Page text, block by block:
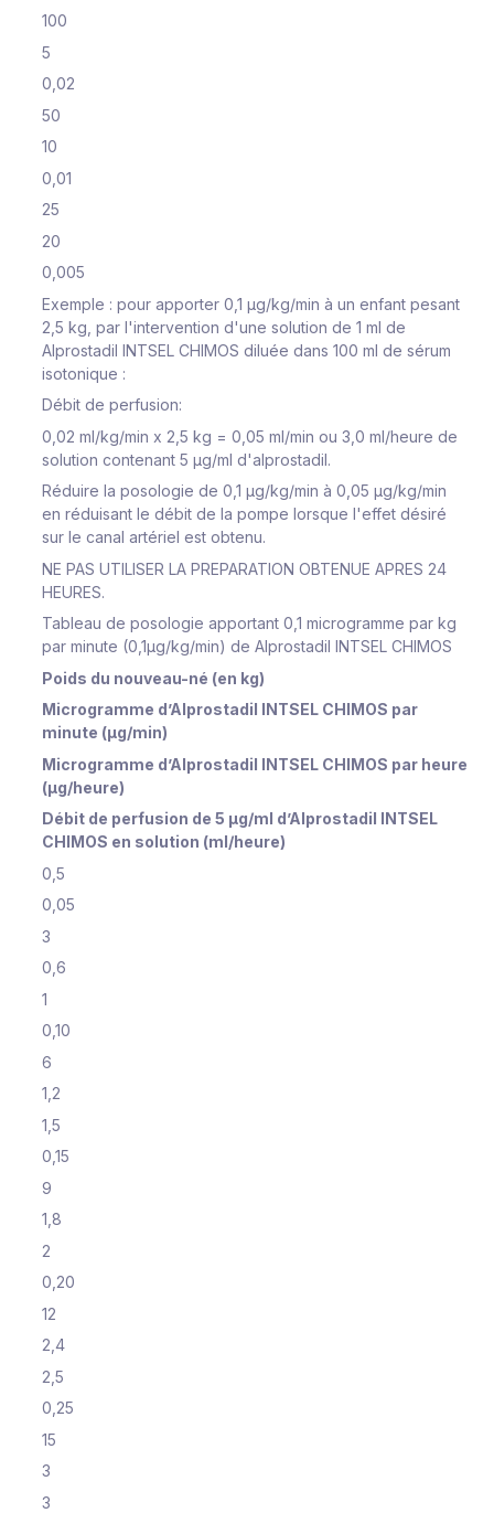
100
5
0,02
50
10
0,01
25
20
0,005
Exemple : pour apporter 0,1 μg/kg/min à un enfant pesant
2,5 kg, par l'intervention d'une solution de 1 ml de
Alprostadil INTSEL CHIMOS diluée dans 100 ml de sérum
isotonique :
Débit de perfusion:
0,02 ml/kg/min x 2,5 kg = 0,05 ml/min ou 3,0 ml/heure de
solution contenant 5 μg/ml d'alprostadil.
Réduire la posologie de 0,1 μg/kg/min à 0,05 μg/kg/min
en réduisant le débit de la pompe lorsque l'effet désiré
sur le canal artériel est obtenu.
NE PAS UTILISER LA PREPARATION OBTENUE APRES 24
HEURES.
Tableau de posologie apportant 0,1 microgramme par kg
par minute (0,1μg/kg/min) de Alprostadil INTSEL CHIMOS
Poids du nouveau-né (en kg)
Microgramme d’Alprostadil INTSEL CHIMOS par
minute (μg/min)
Microgramme d’Alprostadil INTSEL CHIMOS par heure
(μg/heure)
Débit de perfusion de 5 μg/ml d’Alprostadil INTSEL
CHIMOS en solution (ml/heure)
0,5
0,05
3
0,6
1
0,10
6
1,2
1,5
0,15
9
1,8
2
0,20
12
2,4
2,5
0,25
15
3
3